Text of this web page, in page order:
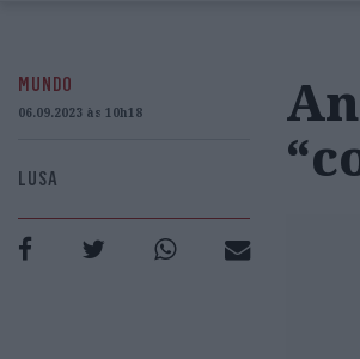
MUNDO
06.09.2023 às 10h18
LUSA